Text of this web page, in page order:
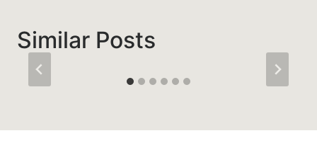
Similar Posts